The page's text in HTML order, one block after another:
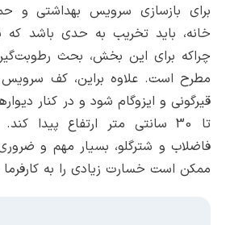
برای بازسازی سرویس بهداشتی
خانه، باید تخریب به حدی باشد
چراکه برای این بخش، بحث
مطرح است. علاوه براین، کف سرویس
قیرگونی و ایزوگام شود و در کنار
تا 30 سانتی متر ارتفاع پیدا
فاضلاب و شترگلو، بسیار مهم و
ممکن است خسارت زیادی را به کارفرما